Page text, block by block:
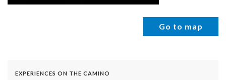
Go to map
EXPERIENCES ON THE CAMINO